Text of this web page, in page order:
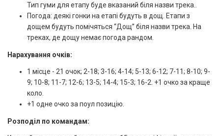
Тип гуми для етапу буде вказаний біля назви трека..
Погода: деякі гонки на етапі будуть в дощ. Етапи з
дощем будуть помічяться “Дощ” біля назви трека. На
треках, де дощу немає погода рандом.
Нарахування очків:
1 місце - 21 очок; 2-18; 3-16; 4-14; 5-13; 6-12; 7-11; 8-10; 9-
9; 10-8; 11-7; 12-6; 13-5; 14-4; 15-3; 16-2. +1 очко за краще
коло.
+1 одне очко за поул позицію.
Розподіл по командам: